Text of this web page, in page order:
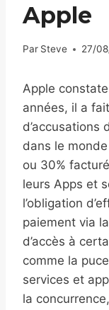
Apple
Par Steve 27/
Apple
années, il a
d’accusations
dans le
ou 30%
leurs Apps et
l’obligation
paiement via
d’accès à
comme la
services et
la